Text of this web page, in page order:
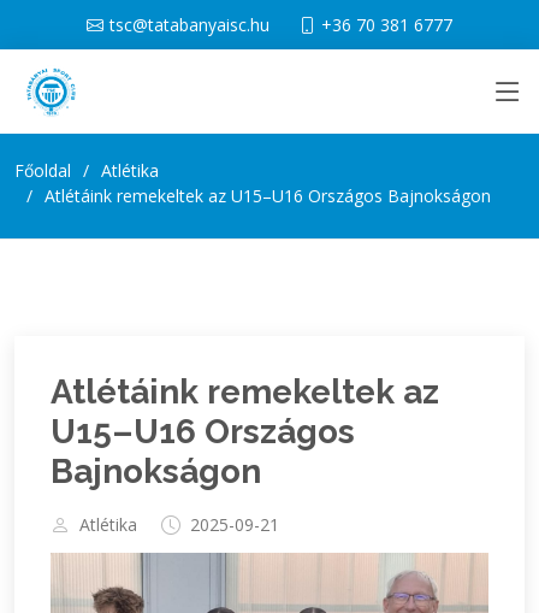
tsc@tatabanyaisc.hu +36 70 381 6777
Főoldal
Atlétika
Atlétáink remekeltek az U15–U16 Országos Bajnokságon
Atlétáink remekeltek az
U15–U16 Országos
Bajnokságon
Atlétika 2025-09-21